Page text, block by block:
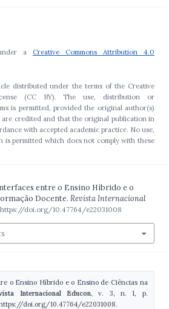
aCreative Commons Attribution 4.0
distributed under the terms of the Creative
(CC BY). The use, distribution or
is permitted, provided the original author(s)
credited and that the original publication in
with accepted academic practice. No use,
permitted which does not comply with these
entre o Ensino Híbrido e o
Docente. Revista Internacional
https://doi.org/10.47764/e22031008
o Ensino Híbrido e o Ensino de Ciências na
Internacional Educon, v. 3, n. 1, p.
doi.org/10.47764/e22031008.